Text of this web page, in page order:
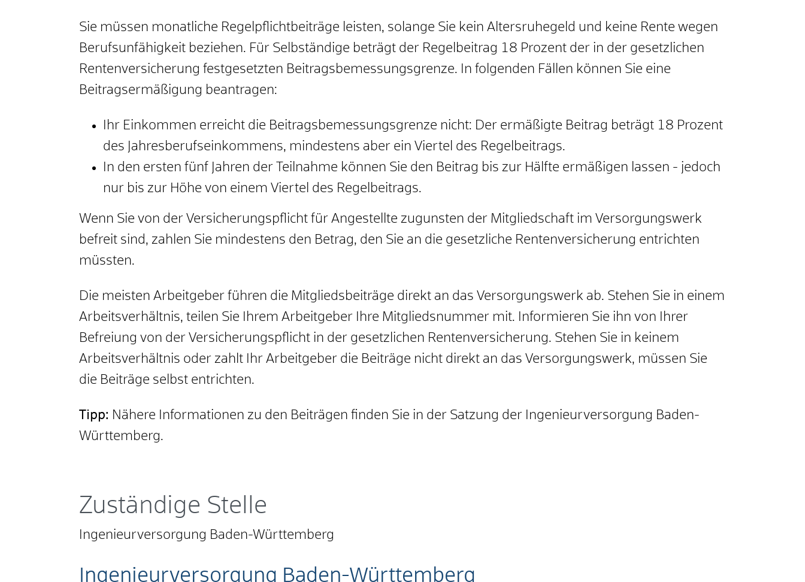
Sie müssen monatliche Regelpflichtbeiträge leisten, solange Sie kein Altersruhegeld und keine Rente wegen
Berufsunfähigkeit beziehen. Für Selbständige beträgt der Regelbeitrag 18 Prozent der in der gesetzlichen
Rentenversicherung festgesetzten Beitragsbemessungsgrenze.
In folgenden Fällen können Sie eine
Beitragsermäßigung beantragen:
Ihr Einkommen erreicht die Beitragsbemessungsgrenze nicht: Der ermäßigte Beitrag beträgt 18 Prozent
des Jahresberufseinkommens, mindestens aber ein Viertel des Regelbeitrags.
In den ersten fünf Jahren der Teilnahme können Sie den Beitrag bis zur Hälfte ermäßigen lassen - jedoch
nur bis zur Höhe von einem Viertel des Regelbeitrags.
Wenn Sie von der Versicherungspflicht für Angestellte zugunsten der Mitgliedschaft im Versorgungswerk
befreit sind, zahlen Sie mindestens den Betrag, den Sie an die gesetzliche Rentenversicherung entrichten
müssten.
Die meisten Arbeitgeber führen die Mitgliedsbeiträge direkt an das Versorgungswerk ab. Stehen Sie in einem
Arbeitsverhältnis, teilen Sie Ihrem Arbeitgeber Ihre Mitgliedsnummer mit. Informieren Sie ihn von Ihrer
Befreiung von der Versicherungspflicht in der gesetzlichen Rentenversicherung. Stehen Sie in keinem
Arbeitsverhältnis oder zahlt Ihr Arbeitgeber die Beiträge nicht direkt an das Versorgungswerk, müssen Sie
die Beiträge selbst entrichten.
Tipp: Nähere Informationen zu den Beiträgen finden Sie in der Satzung der Ingenieurversorgung Baden-
Württemberg.
Zuständige Stelle
Ingenieurversorgung Baden-Württemberg
Ingenieurversorgung Baden-Württemberg